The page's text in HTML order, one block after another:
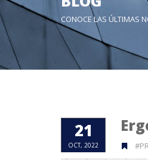
CONOCE LAS ÚLTIMAS
21
OCT, 2022